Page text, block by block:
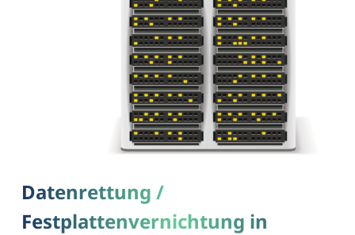
Datenrettung /
Festplattenvernichtung in